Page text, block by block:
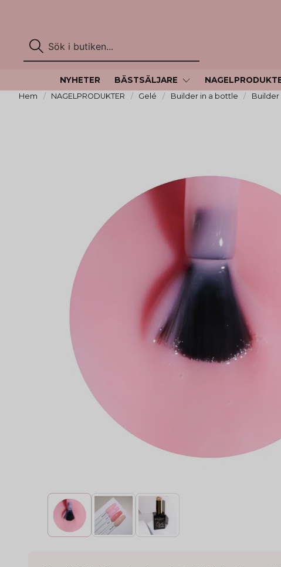
NYHETER BÄSTSÄLJARE
Hem NAGELPRODUKTER Gelé Builder in a bottle Builder